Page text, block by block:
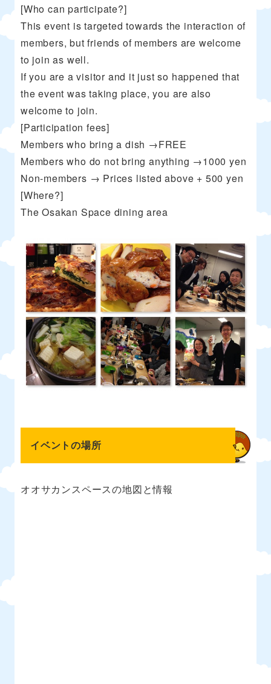
[Who can participate?]
This event is targeted towards the interaction of
members, but friends of members are welcome
to join as well.
If you are a visitor and it just so happened that
the event was taking place, you are also
welcome to join.
[Participation fees]
Members who bring a dish →FREE
Members who do not bring anything →1000 yen
Non-members → Prices listed above + 500 yen
[Where?]
The Osakan Space dining area
イベントの場所
オオサカンスペースの地図と情報